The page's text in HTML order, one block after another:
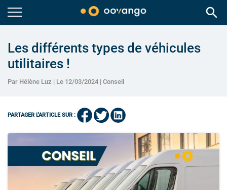
search
Les différents types de véhicules
utilitaires !
Par Hélène Luz | Le 12/03/2024 | Conseil
PARTAGER L'ARTICLE SUR :